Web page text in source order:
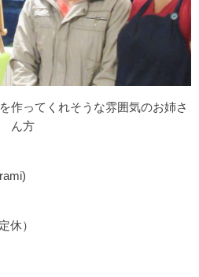
作ってくれそうな雰囲気のお姉さ
ん方
休）